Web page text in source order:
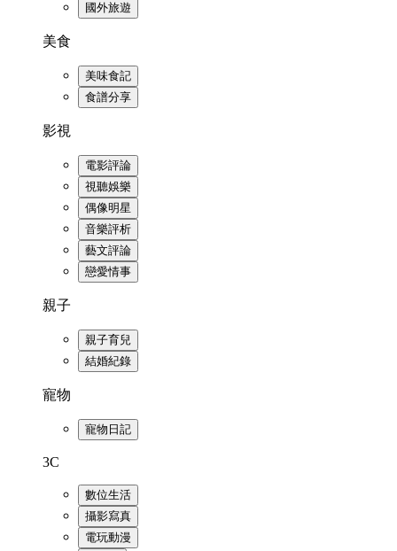
國外旅遊
美食
美味食記
食譜分享
影視
電影評論
視聽娛樂
偶像明星
音樂評析
藝文評論
戀愛情事
親子
親子育兒
結婚紀錄
寵物
寵物日記
3C
數位生活
攝影寫真
電玩動漫